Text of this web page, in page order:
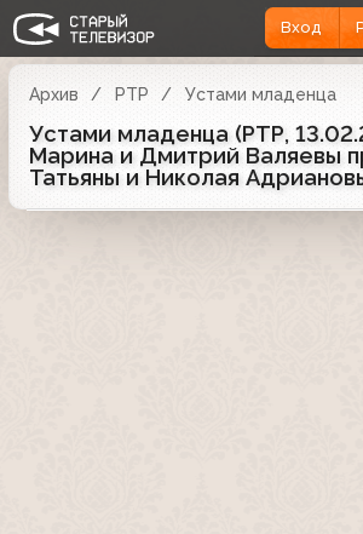
Вход
Архив РТР Устами младенца
Устами младенца (РТР,
Марина и Дмитрий Валяевы
Татьяны и Николая